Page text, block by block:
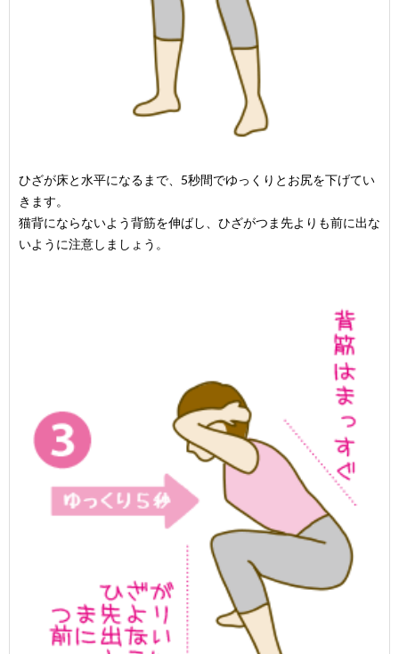
ひざが床と水平になるまで、5秒間でゆっくりとお尻を下げてい
きます。
猫背にならないよう背筋を伸ばし、ひざがつま先よりも前に出な
いように注意しましょう。